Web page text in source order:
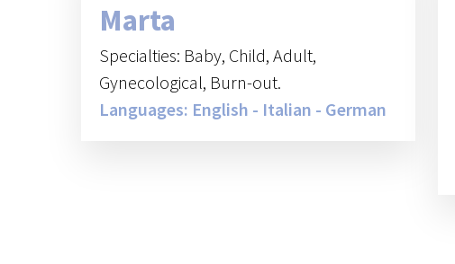
Marta
Specialties: Baby, Child, Adult,
Gynecological, Burn-out.
Languages: English - Italian - German